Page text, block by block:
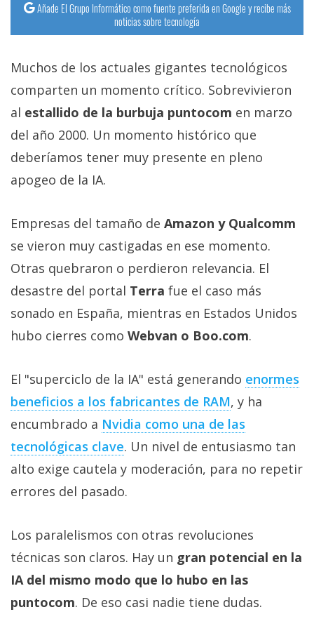
Añade El Grupo Informático como fuente preferida en Google y recibe más
noticias sobre tecnología
Muchos de los actuales gigantes tecnológicos
comparten un momento crítico. Sobrevivieron
al estallido de la burbuja puntocom en marzo
del año 2000. Un momento histórico que
deberíamos tener muy presente en pleno
apogeo de la IA.
Empresas del tamaño de Amazon y Qualcomm
se vieron muy castigadas en ese momento.
Otras quebraron o perdieron relevancia. El
desastre del portal Terra fue el caso más
sonado en España, mientras en Estados Unidos
hubo cierres como Webvan o Boo.com.
El "superciclo de la IA" está generando enormes
beneficios a los fabricantes de RAM‎, y ha
encumbrado a Nvidia como una de las
tecnológicas clave‎. Un nivel de entusiasmo tan
alto exige cautela y moderación, para no repetir
errores del pasado.
Los paralelismos con otras revoluciones
técnicas son claros. Hay un gran potencial en la
IA del mismo modo que lo hubo en las
puntocom. De eso casi nadie tiene dudas.